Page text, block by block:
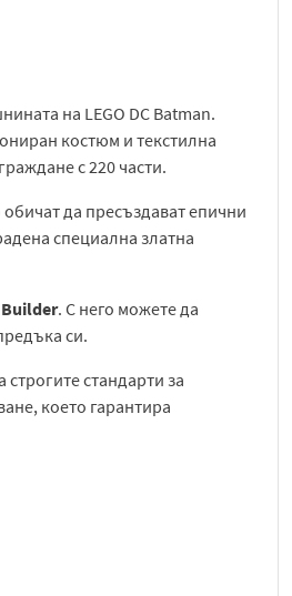
на LEGO DC Batman.
костюм и текстилна
с 220 части.
да пресъздават епични
специална златна
Builder. С него можете да
си.
стандарти за
което гарантира